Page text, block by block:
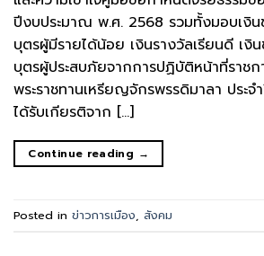
ปีงบประมาณ พ.ศ. 2568 รวมทั้งมอบเงิน
บุตรผู้มีรายได้น้อย เงินรางวัลเรียนดี เงิ
บุตรผู้ประสบภัยจากการปฏิบัติหน้าที่ราชก
พระราชทานเหรียญจักรพรรดิมาลา ประ
ได้รับเกียรติจาก […]
Continue reading →
Posted in ข่าวการเมือง, สังคม